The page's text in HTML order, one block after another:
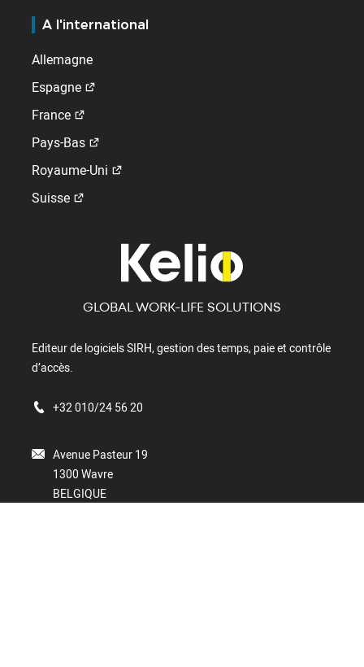
A l'international
Allemagne
Espagne
France
Pays-Bas
Royaume-Uni
Suisse
GLOBAL WORK-LIFE SOLUTIONS
Editeur de logiciels SIRH, gestion des temps, paie et contrôle
d’accès.
+32 010/24 56 20
Avenue Pasteur 19
1300 Wavre
BELGIQUE